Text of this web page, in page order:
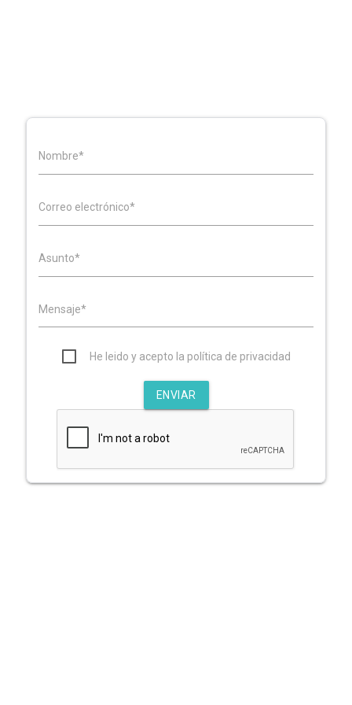
Nombre*
Correo electrónico*
Asunto*
Mensaje*
He leido y acepto la política de privacidad
ENVIAR